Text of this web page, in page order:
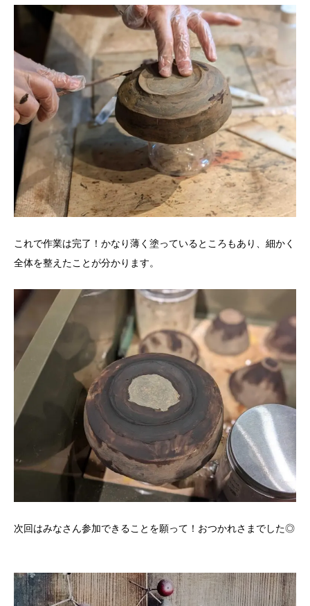
これで作業は完了！かなり薄く塗っているところもあり、細かく
全体を整えたことが分かります。
次回はみなさん参加できることを願って！おつかれさまでした◎